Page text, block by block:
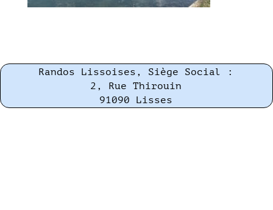
Randos Lissoises, Siège Social :
2, Rue Thirouin
91090 Lisses